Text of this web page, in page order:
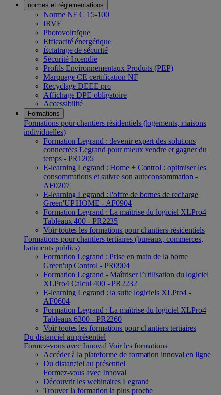
normes et réglementations
Norme NF C 15-100
IRVE
Photovoltaïque
Efficacité énergétique
Éclairage de sécurité
Sécurité Incendie
Profils Environnementaux Produits (PEP)
Marquage CE certification NF
Recyclage DEEE pro
Affichage DPE obligatoire
Accessibilité
Formations
Formations pour chantiers résidentiels (logements, maisons
individuelles)
Formation Legrand : devenir expert des solutions
connectées Legrand pour mieux vendre et gagner du
temps - PR1205
E-learning Legrand : Home + Control : optimiser les
consommations et suivre son autoconsommation -
AF0207
E-learning Legrand : l'offre de bornes de recharge
Green'UP HOME - AF0904
Formation Legrand : La maîtrise du logiciel XLPro4
Tableaux 400 - PR2235
Voir toutes les formations pour chantiers résidentiels
Formations pour chantiers tertiaires (bureaux, commerces,
batiments publics)
Formation Legrand : Prise en main de la borne
Green'up Control - PR0904
Formation Legrand - Maîtriser l’utilisation du logiciel
XLPro4 Calcul 400 - PR2232
E-learning Legrand : la suite logiciels XLPro4 -
AF0604
Formation Legrand : La maîtrise du logiciel XLPro4
Tableaux 6300 - PR2260
Voir toutes les formations pour chantiers tertiaires
Du distanciel au présentiel
Formez-vous avec Innoval Voir les formations
Accéder à la plateforme de formation innoval en ligne
Du distanciel au présentiel
Formez-vous avec Innoval
Découvrir les webinaires Legrand
Trouver la formation la plus proche